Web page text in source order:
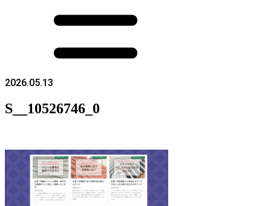
2026.05.13
S__10526746_0